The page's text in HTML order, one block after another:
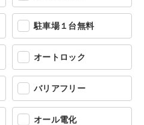
駐車場１台無料
オートロック
バリアフリー
オール電化